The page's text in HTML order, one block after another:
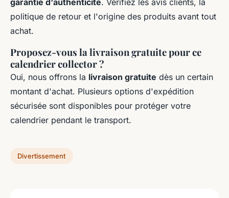
garantie d'authenticité. Vérifiez les avis clients, la
politique de retour et l'origine des produits avant tout
achat.
Proposez-vous la livraison gratuite pour ce
calendrier collector ?
Oui, nous offrons la livraison gratuite dès un certain
montant d'achat. Plusieurs options d'expédition
sécurisée sont disponibles pour protéger votre
calendrier pendant le transport.
Divertissement